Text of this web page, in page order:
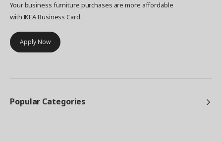
Your business furniture purchases are more affordable
with IKEA Business Card.
Apply Now
Popular Categories